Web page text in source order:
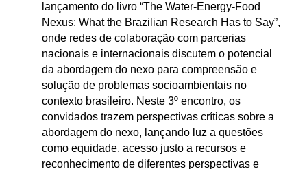
lançamento do livro “The Water-Energy-Food
Nexus: What the Brazilian Research Has to Say”,
onde redes de colaboração com parcerias
nacionais e internacionais discutem o potencial
da abordagem do nexo para compreensão e
solução de problemas socioambientais no
contexto brasileiro. Neste 3º encontro, os
convidados trazem perspectivas críticas sobre a
abordagem do nexo, lançando luz a questões
como equidade, acesso justo a recursos e
reconhecimento de diferentes perspectivas e